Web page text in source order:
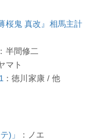
桜鬼 真改』相馬主計
：半間修二
マト
：徳川家康 / 他
)」
：ノエ